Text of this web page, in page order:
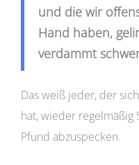
und die wir
Hand haben,
verdammt
Das weiß jeder, der
hat, wieder
Pfund abzuspecken.